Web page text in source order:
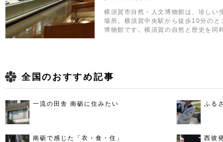
横須賀市自然・人文博物館は、珍しい
場所。横須賀中央駅から徒歩10分の
博物館です。横須賀の自然と歴史を
全国のおすすめ記事
一流の田舎 南砺に住みたい ふる
南砺で感じた「衣・食・住」
西彼